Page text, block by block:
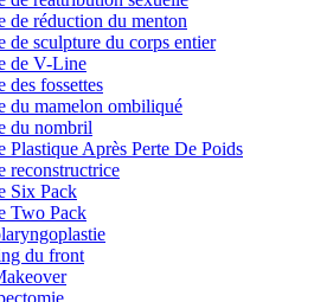
de réduction du menton
de sculpture du corps entier
de V-Line
des fossettes
du mamelon ombiliqué
du nombril
Plastique Après Perte De Poids
reconstructrice
Six Pack
Two Pack
du front